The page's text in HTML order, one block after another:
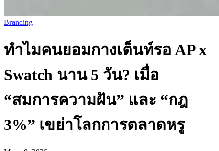
Branding
ทำไมคนยอมกางเต็นท์รอ AP x
Swatch นาน 5 วัน? เมื่อ
“สมการความฝัน” และ “กฎ
3%” เขย่าโลกการตลาดหรู